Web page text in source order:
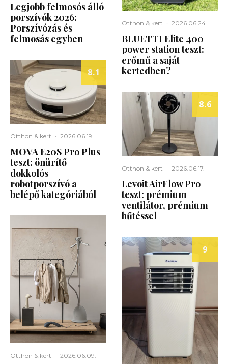
Legjobb felmosós álló
porszívók 2026:
Porszívózás és
felmosás egyben
8.1
Otthon & kert · 2026.06.19.
MOVA E20S Pro Plus
teszt: önürítő
dokkolós
robotporszívó a
belépő kategóriából
Otthon & kert · 2026.06.09.
Otthon & kert · 2026.06.24.
BLUETTI Elite 400
power station teszt:
erőmű a saját
kertedben?
8.6
Otthon & kert · 2026.06.17.
Levoit AirFlow Pro
teszt: prémium
ventilátor, prémium
hűtéssel
9